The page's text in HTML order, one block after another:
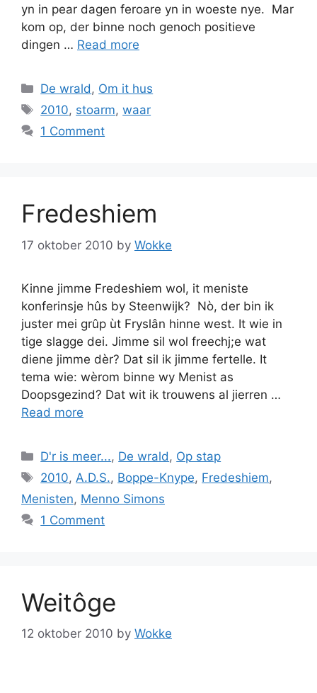
yn in pear dagen feroare yn in woeste nye. Mar
kom op, der binne noch genoch positieve
dingen … Read more
Categories
De wrald, Om it hus
Tags
2010, stoarm,waar
1 Comment
Fredeshiem
17 oktober 2010 by Wokke
Kinne jimme Fredeshiem wol, it meniste
konferinsje hûs by Steenwijk? Nò, der bin ik
juster mei grûp ùt Fryslân hinne west. It wie in
tige slagge dei. Jimme sil wol freechj;e wat
diene jimme dèr? Dat sil ik jimme fertelle. It
tema wie: wèrom binne wy Menist as
Doopsgezind? Dat wit ik trouwens al jierren …
Read more
Categories
D'r is meer..., De wrald , Op stap
Tags
2010, A.D.S., Boppe-Knype, Fredeshiem,
Menisten, Menno Simons
1 Comment
Weitôge
12 oktober 2010 by Wokke